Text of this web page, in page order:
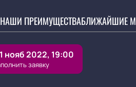
НАШИ ПРЕИМУЩЕСТВАБЛИЖАЙШИЕ